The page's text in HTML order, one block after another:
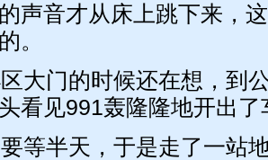
声音才从床上跳下来，
。
大门的时候还在想，到
看见991轰隆隆地开出了
等半天，于是走了一站